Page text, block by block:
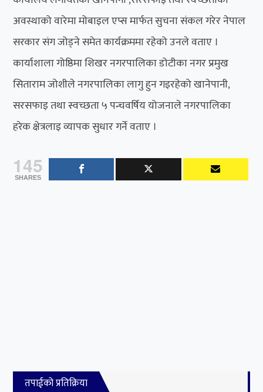
अवस्थाको वारेमा मोबाइल एप्स मार्फत सुचना संकल गरेर नेपाल
सरकार संग जोड्ने समेत कार्यक्रममा रहेको उनले वताए ।
कार्याशाला गोष्ठिमा शिखर नगरपालिका डोटीका नगर प्रमुख
सिताराम जोशीले नगरपालिका लागु हुन गइरहेको खानेपानी,
सरसफाइ तथा स्वच्छता ५ पन्चवर्षिय योजनाले नगरपालिका
हरेक क्षेत्रलाइ व्यापक सुधार गर्ने वताए ।
145
SHARES
तपाईको प्रतिक्रिया